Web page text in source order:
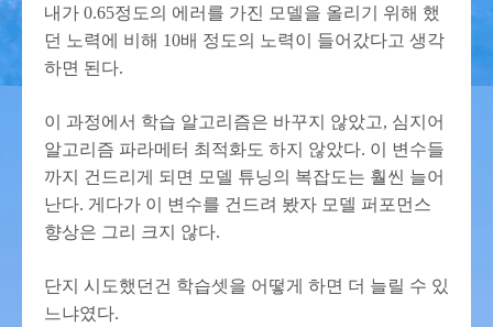
내가 0.65정도의 에러를 가진 모델을 올리기 위해 했
던 노력에 비해 10배 정도의 노력이 들어갔다고 생각
하면 된다.
이 과정에서 학습 알고리즘은 바꾸지 않았고, 심지어
알고리즘 파라메터 최적화도 하지 않았다. 이 변수들
까지 건드리게 되면 모델 튜닝의 복잡도는 훨씬 늘어
난다. 게다가 이 변수를 건드려 봤자 모델 퍼포먼스
향상은 그리 크지 않다.
단지 시도했던건 학습셋을 어떻게 하면 더 늘릴 수 있
느냐였다.